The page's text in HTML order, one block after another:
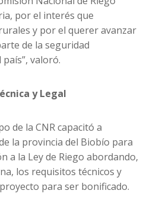
por el interés que
y por el querer avanzar
de la seguridad
valoró.
y Legal
de la CNR capacitó a
la provincia del Biobío para
a la Ley de Riego abordando,
los requisitos técnicos y
para ser bonificado.